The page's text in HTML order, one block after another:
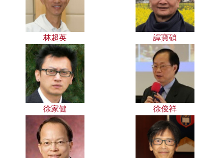
林超英 譚寶碩
徐家健 徐俊祥